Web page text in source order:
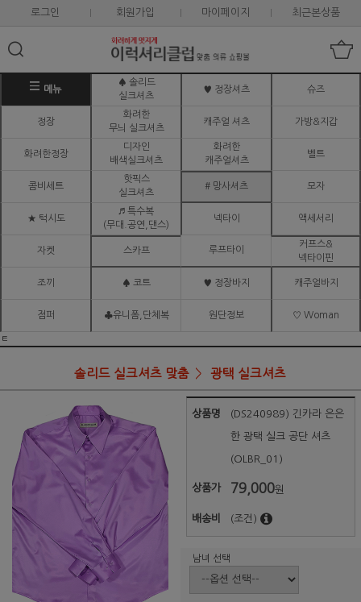
로그인 회원가입 마이페이지 최근본상품
메뉴
♠ 솔리드
실크셔츠
♥ 정장셔츠 슈즈
정장
화려한
무늬 실크셔츠
캐주얼 셔츠 가방&지갑
화려한정장
디자인
배색실크셔츠
화려한
캐주얼셔츠
벨트
콤비세트
핫픽스
실크셔츠
# 망사셔츠 모자
★ 턱시도
♬ 특수복
(무대.공연,댄스)
넥타이 액세서리
자켓 스카프 루프타이
커프스&
넥타이핀
조끼 ♠ 코트 ♥ 정장바지 캐주얼바지
점퍼 ♣유니폼,단체복 원단정보 ♡ Woman
ㅌ
솔리드 실크셔츠 맞춤 광택 실크셔츠
상품명 (DS240989) 긴카라 은은
한 광택 실크 공단 셔츠
(OLBR_01)
상품가 79,000원
배송비 (조건)
남녀 선택